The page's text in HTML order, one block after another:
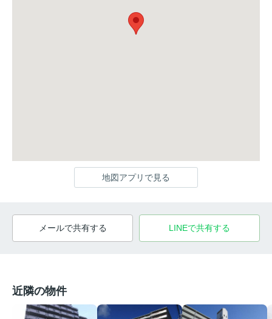
地図アプリで見る
メールで共有する LINEで共有する
近隣の物件